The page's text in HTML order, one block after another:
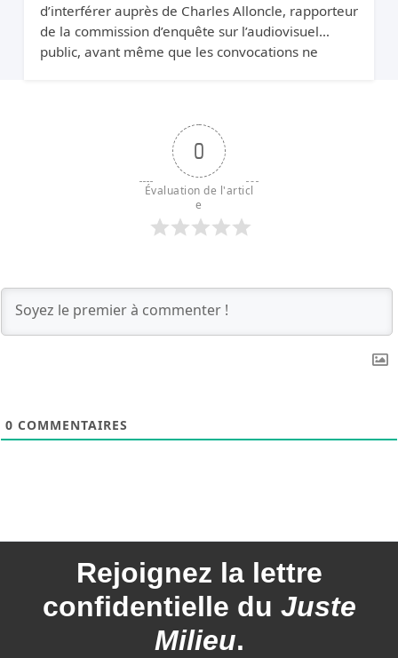
d’interférer auprès de Charles Alloncle, rapporteur
de la commission d’enquête sur l’audiovisuel
public, avant même que les convocations ne
0
Évaluation de l'articl
e
0 COMMENTAIRES
Rejoignez la lettre
confidentielle du Juste
Milieu.